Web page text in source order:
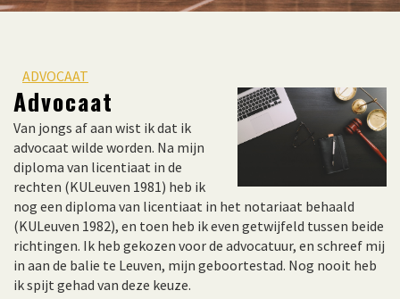
ADVOCAAT
Advocaat
Van jongs af aan wist ik dat ik
advocaat wilde worden. Na mijn
diploma van licentiaat in de
rechten (KULeuven 1981) heb ik
nog een diploma van licentiaat in het notariaat behaald
(KULeuven 1982), en toen heb ik even getwijfeld tussen beide
richtingen. Ik heb gekozen voor de advocatuur, en schreef mij
in aan de balie te Leuven, mijn geboortestad. Nog nooit heb
ik spijt gehad van deze keuze.